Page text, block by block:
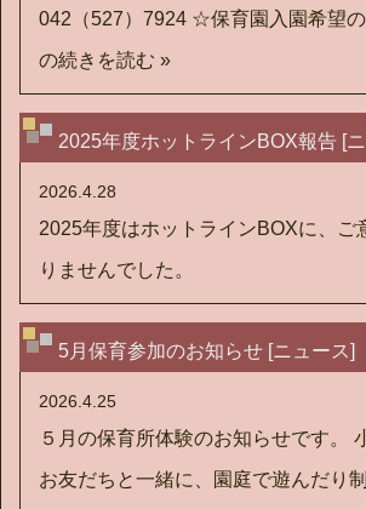
042（527）7924 ☆保育園入園希望
の続きを読む »
2025年度ホットラインBOX報告 [
2026.4.28
2025年度はホットラインBOXに、ご
りませんでした。
5月保育参加のお知らせ [ニュース]
2026.4.25
５月の保育所体験のお知らせです。
お友だちと一緒に、園庭で遊んだり